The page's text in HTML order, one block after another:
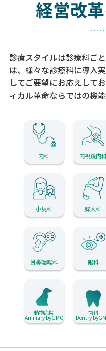
経営改
診療スタイルは診療科ご
は、様々な診療科に導入実
してご要望にお応えしてお
ィカル革命ならではの機
内科 内視鏡内
小児科 婦人科
耳鼻咽喉科 眼科
動物病院
Animary byGMO
歯科
Dentry